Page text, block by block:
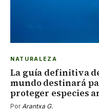
NATURALEZA
La guía definitiva
mundo destinará
proteger especies
Por Arantxa G.